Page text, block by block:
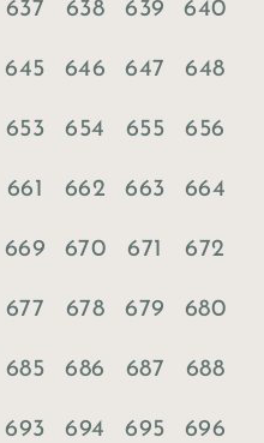
637 638 639 640
645 646 647 648
653 654 655 656
661 662 663 664
669 670 671 672
677 678 679 680
685 686 687 688
693 694 695 696